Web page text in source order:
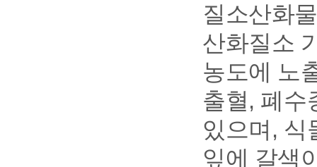
질소산화
산화질소
농도에 노
출혈, 폐수
있으며, 식
잎에 갈색